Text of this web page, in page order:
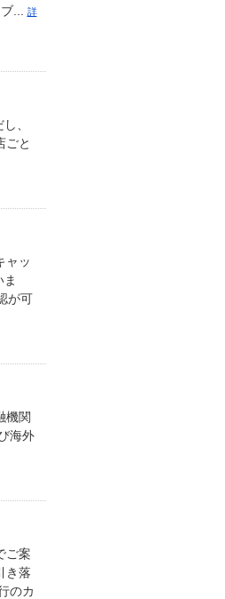
...
詳
、
ごと
ャッ
が可
機関
海外
ご案
き落
のカ